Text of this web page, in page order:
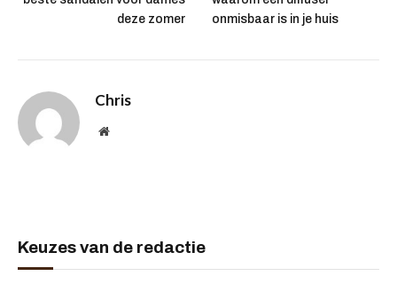
deze zomer
onmisbaar is in je huis
Chris
Website
Keuzes van de redactie